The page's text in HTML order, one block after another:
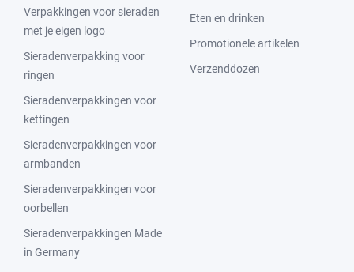
Verpakkingen voor sieraden
met je eigen logo
Sieradenverpakking voor
ringen
Sieradenverpakkingen voor
kettingen
Sieradenverpakkingen voor
armbanden
Sieradenverpakkingen voor
oorbellen
Sieradenverpakkingen Made
in Germany
Eten en drinken
Promotionele artikelen
Verzenddozen